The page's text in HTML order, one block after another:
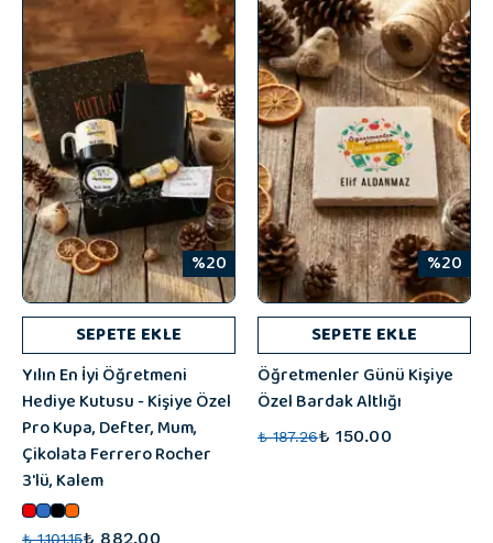
%20
SEPETE EKLE
Yılın En İyi Öğretmeni
Hediye Kutusu - Kişiye Özel
Pro Kupa, Defter, Mum,
Çikolata Ferrero Rocher
3'lü, Kalem
₺ 1,101.15₺ 882.00
%20
SEPETE EKLE
Öğretmenler Günü Kişiye
Özel Bardak Altlığı
₺ 187.26₺ 150.00